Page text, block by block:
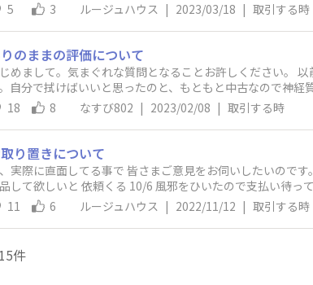
に増えてます。 皆さんはどれくらいで催促されますでしょ
5 3 ルージュハウス | 2023/03/18 | 取引する時
のままの評価について
まして。気まぐれな質問となることお許しください。 以前購入した電気機器で、手アカ？のようなものものが見受けられたことがありま
自分で拭けばいいと思ったのと、もともと中古なので神
し気になってはいました。 みなさんは、ありのままの評価はできますか？ わたしは良いことは書けるのですが、気になることは書き
で流してしまったりします(⁠ ⁠；⁠∀⁠；⁠) でも同じような思いをする方がいるなら、書いた方が良かったかしら？でも自分だけが気になるだ
無駄に悩んだりもします。 こういう経験があるからこそ、ちゃんとした出品者の方と会えると嬉しいというのもありますが。 もし似
うなご経験をされた方いましたら、教えてください。
18 8 なすび802 | 2023/02/08 | 取引する時
り置きについて
際に直面してる事で 皆さまご意見をお伺いしたいのです。 9/30 落札 10/2 ポイントを使うのを忘れたので、こちらはキャンセルして、再
と 依頼くる 10/6 風邪をひいたので支払い待って欲しいと連絡あり 10/10 モバペイ期限が切れたので、お取引のご相談のコメント
ころ 「体調不良でお支払いは待って欲しいと連絡したはずですが、、」とコメントあり
という旨のお返事をしたのですが それから音沙汰なく一ヶ月経ったので 11/3に連絡のコメント入れたのですが 今日12日の時点で何の
価できるのが一つ目が明日で二つ目が16日とせまってます。 皆さまならこのような状況なら何日くらい待たれますか？ そ
やはり「悪」評価にされますでしょうか？
11 6 ルージュハウス | 2022/11/12 | 取引する時
件